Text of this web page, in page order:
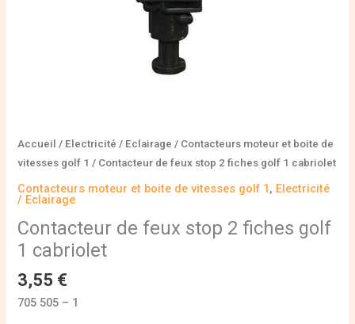
Accueil / Electricité / Eclairage / Contacteurs moteur et boite de
vitesses golf 1 / Contacteur de feux stop 2 fiches golf 1 cabriolet
Contacteurs moteur et boite de vitesses golf 1, Electricité
/ Eclairage
Contacteur de feux stop 2 fiches golf
1 cabriolet
3,55 €
705 505 – 1